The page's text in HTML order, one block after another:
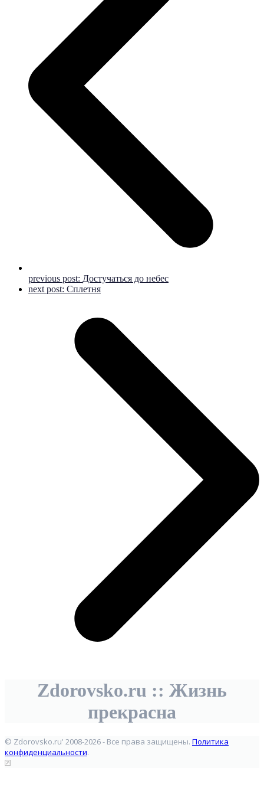
previous post: Достучаться до небес
next post: Сплетня
Zdorovsko.ru :: Жизнь
прекрасна
© Zdorovsko.ru' 2008-2026 - Все права защищены. Политика
конфиденциальности.